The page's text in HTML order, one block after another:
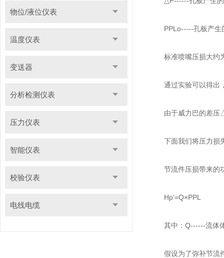
物位/液位仪表
温度仪表
变送器
分析检测仪表
压力仪表
智能仪表
校验仪表
电线电缆
PPLo-----孔板产生
标准喷嘴压损大约
通过实验可以得出，
由于威力巴的差压△P
下面我们将压力损
节流件压损带来的
Hp’=Q×PPL
其中：Q------流体体
假设为了弥补节流件